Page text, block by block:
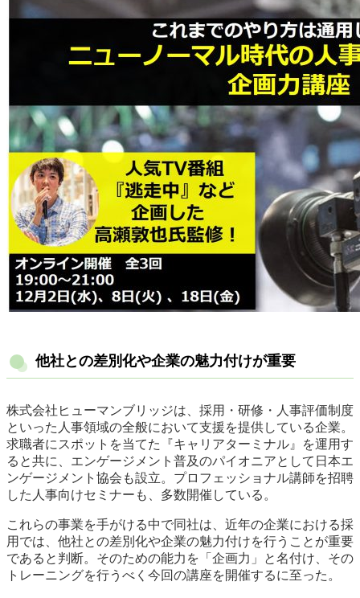
他社との差別化や企業の魅力付けが重要
株式会社ヒューマンブリッジは、採用・研修・人事評価制度
といった人事領域の全般において支援を提供している企業。
求職者にスポットを当てた『キャリアターミナル』を運用す
ると共に、エンゲージメント普及のパイオニアとして日本エ
ンゲージメント協会も設立。プロフェッショナル講師を招聘
した人事向けセミナーも、多数開催している。
これらの事業を手がける中で同社は、近年の企業における採
用では、他社との差別化や企業の魅力付けを行うことが重要
であると判断。そのための能力を「企画力」と名付け、その
トレーニングを行うべく今回の講座を開催するに至った。